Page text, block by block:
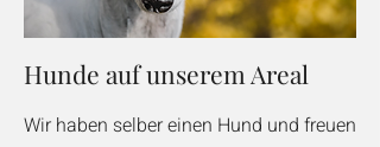
Hunde auf unserem Areal
Wir haben selber einen Hund und freuen